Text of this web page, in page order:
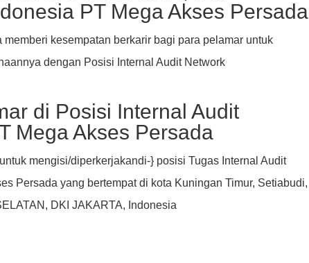
PT Mega Akses Persada
memberi kesempatan berkarir bagi para pelamar untuk
dengan Posisi Internal Audit Network
di Posisi Internal Audit
Mega Akses Persada
mengisi/diperkerjakandi-} posisi Tugas Internal Audit
Persada yang bertempat di kota Kuningan Timur, Setiabudi,
DKI JAKARTA, Indonesia